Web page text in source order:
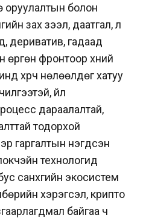
оруулалтын болон
зах зээл, даатгал, үл
дериватив, гадаад
өргөн фронтоор хүний
хүрч нөлөөлдөг хатуу
үйл
дараалалтай,
тодорхой
гаргалтын нэгдсэн
технологид
санхүүгийн экосистем
хэрэгсэл, крипто
байгаа ч